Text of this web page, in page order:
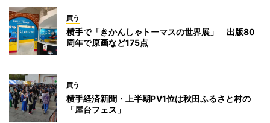
買う
横手で「きかんしゃトーマスの世界展」 出版80
周年で原画など175点
買う
横手経済新聞・上半期PV1位は秋田ふるさと村の
「屋台フェス」